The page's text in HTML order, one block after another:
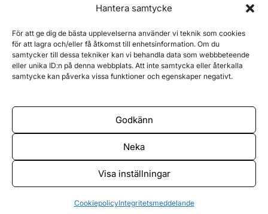
Hantera samtycke
För att ge dig de bästa upplevelserna använder vi teknik som cookies
för att lagra och/eller få åtkomst till enhetsinformation. Om du
samtycker till dessa tekniker kan vi behandla data som webbbeteende
eller unika ID:n på denna webbplats. Att inte samtycka eller återkalla
samtycke kan påverka vissa funktioner och egenskaper negativt.
Godkänn
Neka
Visa inställningar
CookiepolicyIntegritetsmeddelande
Bibliotekmitt gör det enkelt att hitta rätt. Vi är en helt
oberoende plattform som drivs av passionerade
skribenter med djup insikt i bibliotekens värld. Vårt mål
är att ge dig pålitlig information, smarta tips och
opartiska guider till Sveriges alla bibliotekstjänster.
Kontakta oss Cookies Integritetspolicy